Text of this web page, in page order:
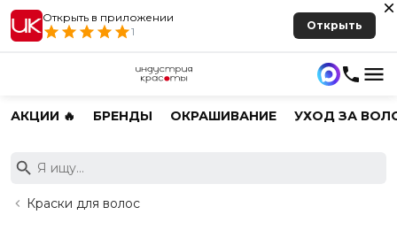
Открыть в приложении
1
Открыть
АКЦИИ 🔥 БРЕНДЫ ОКРАШИВАНИЕ УХОД ЗА
Краски для волос